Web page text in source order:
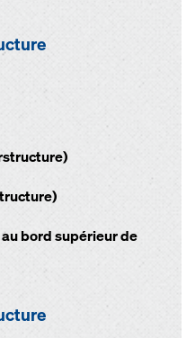
bord supérieur de